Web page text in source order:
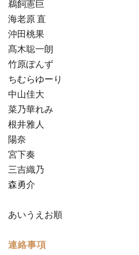
鵜飼憲巨
海老原 直
沖田桃果
髙木聡一朗
竹原ぽんず
ちむらゆーり
中山佳大
菜乃華れみ
根井雅人
陽奈
宮下奏
三吉織乃
森勇介
あいうえお順
連絡事項